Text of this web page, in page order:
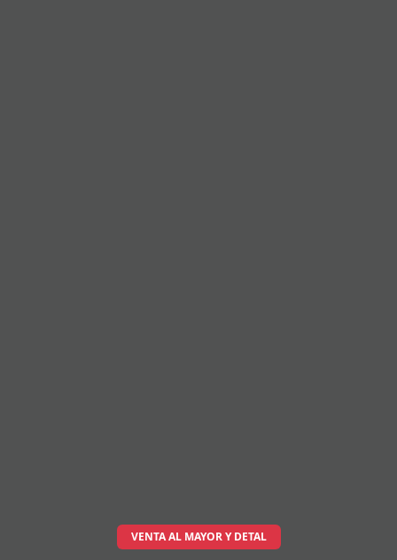
VENTA AL MAYOR Y DETAL